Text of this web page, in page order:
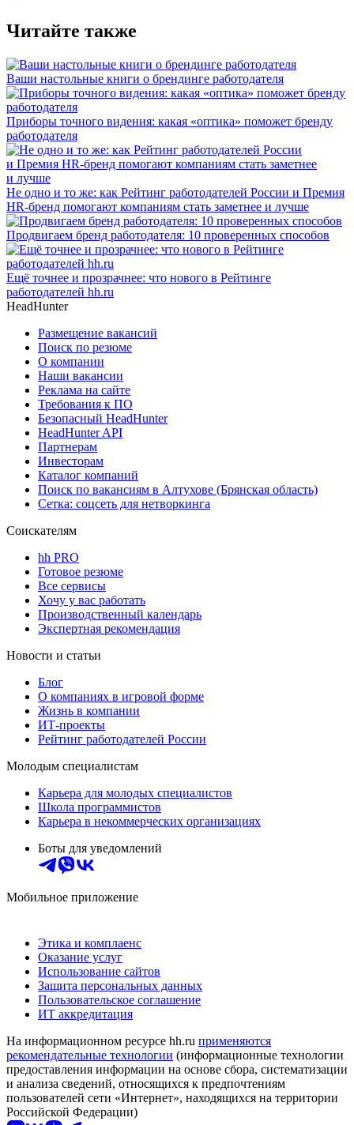
Читайте также
Ваши настольные книги о брендинге работодателя
Приборы точного видения: какая «оптика» поможет бренду
работодателя
Не одно и то же: как Рейтинг работодателей России и Премия
HR-бренд помогают компаниям стать заметнее и лучше
Продвигаем бренд работодателя: 10 проверенных способов
Ещё точнее и прозрачнее: что нового в Рейтинге
работодателей hh.ru
HeadHunter
Размещение вакансий
Поиск по резюме
О компании
Наши вакансии
Реклама на сайте
Требования к ПО
Безопасный HeadHunter
HeadHunter API
Партнерам
Инвесторам
Каталог компаний
Поиск по вакансиям в Алтухове (Брянская область)
Сетка: соцсеть для нетворкинга
Соискателям
hh PRO
Готовое резюме
Все сервисы
Хочу у вас работать
Производственный календарь
Экспертная рекомендация
Новости и статьи
Блог
О компаниях в игровой форме
Жизнь в компании
ИТ-проекты
Рейтинг работодателей России
Молодым специалистам
Карьера для молодых специалистов
Школа программистов
Карьера в некоммерческих организациях
Боты для уведомлений
Мобильное приложение
Этика и комплаенс
Оказание услуг
Использование сайтов
Защита персональных данных
Пользовательское соглашение
ИТ аккредитация
На информационном ресурсе hh.ru применяются
рекомендательные технологии (информационные технологии
предоставления информации на основе сбора, систематизации
и анализа сведений, относящихся к предпочтениям
пользователей сети «Интернет», находящихся на территории
Российской Федерации)